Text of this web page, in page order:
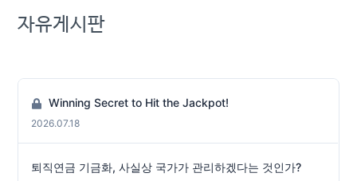
자유게시판
Winning Secret to Hit the Jackpot!
2026.07.18
퇴직연금 기금화, 사실상 국가가 관리하겠다는 것인가?